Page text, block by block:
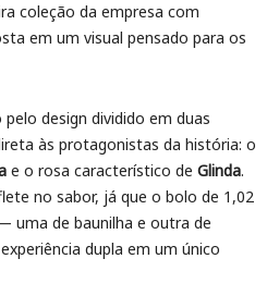
coleção da empresa com
em um visual pensado para os
design dividido em duas
às protagonistas da história: o
e o rosa característico de Glinda.
no sabor, já que o bolo de 1,02
uma de baunilha e outra de
dupla em um único